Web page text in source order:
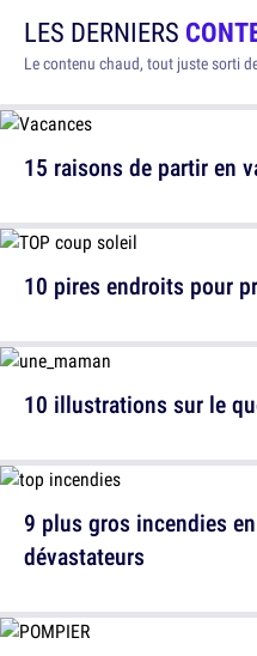
LES DERNIERS
Le contenu chaud, tout juste sorti
15 raisons de partir en
10 illustrations sur le
10 pires endroits pour
9 plus gros incendies
dévastateurs